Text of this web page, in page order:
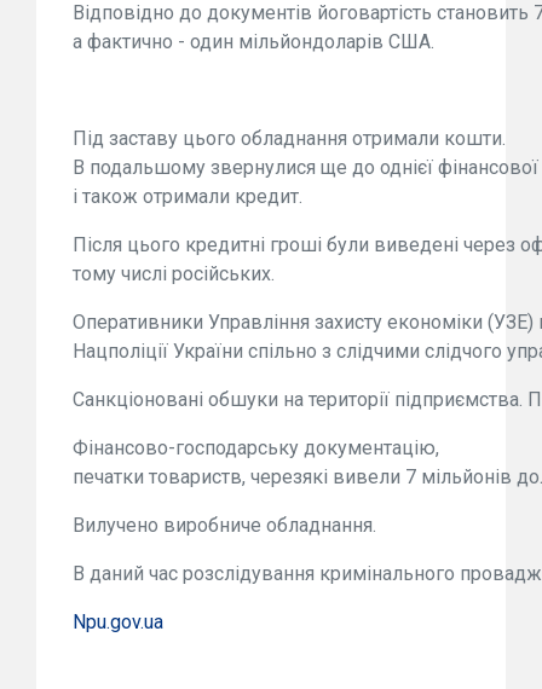
Відповідно до документів йоговартість
а фактично - один мільйондоларів США.
Під заставу цього обладнання отримали кошти.
В подальшому звернулися ще до однієї фінансової
і також отримали кредит.
Після цього кредитні гроші були виведені через
тому числі російських.
Оперативники Управління захисту економіки (УЗЕ)
Нацполіції України спільно з слідчими слідчого
Санкціоновані обшуки на території підприємства.
Фінансово-господарську документацію,
печатки товариств, черезякі вивели 7 мільйонів
Вилучено виробниче обладнання.
В даний час розслідування кримінального
Npu.gov.ua